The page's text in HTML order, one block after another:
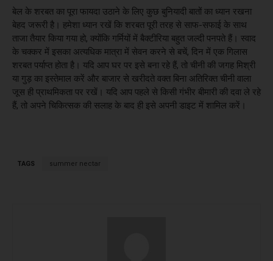
बेल के शरबत का पूरा फायदा उठाने के लिए कुछ बुनियादी बातों का ध्यान रखना
बेहद जरूरी है। हमेशा ध्यान रखें कि शरबत पूरी तरह से साफ-सफाई के साथ
ताजा तैयार किया गया हो, क्योंकि गर्मियों में बैक्टीरिया बहुत जल्दी पनपते हैं। स्वाद
के चक्कर में इसका अत्यधिक मात्रा में सेवन करने से बचें, दिन में एक गिलास
शरबत पर्याप्त होता है। यदि आप घर पर इसे बना रहे हैं, तो चीनी की जगह मिश्री
या गुड़ का इस्तेमाल करें और बाजार से खरीदते वक्त बिना अतिरिक्त चीनी वाला
जूस ही प्राथमिकता पर रखें। यदि आप पहले से किसी गंभीर बीमारी की दवा ले रहे
हैं, तो अपने चिकित्सक की सलाह के बाद ही इसे अपनी डाइट में शामिल करें।
TAGS summer nectar